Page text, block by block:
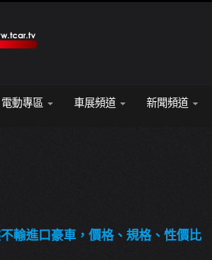
電動專區 車展頻道 新聞頻道
輸進口豪車，價格、規格、性價比